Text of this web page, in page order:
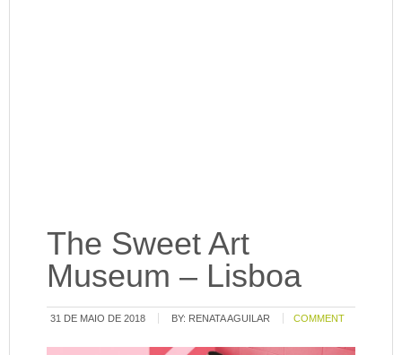
The Sweet Art
Museum – Lisboa
31 DE MAIO DE 2018 BY: RENATA AGUILAR COMMENT